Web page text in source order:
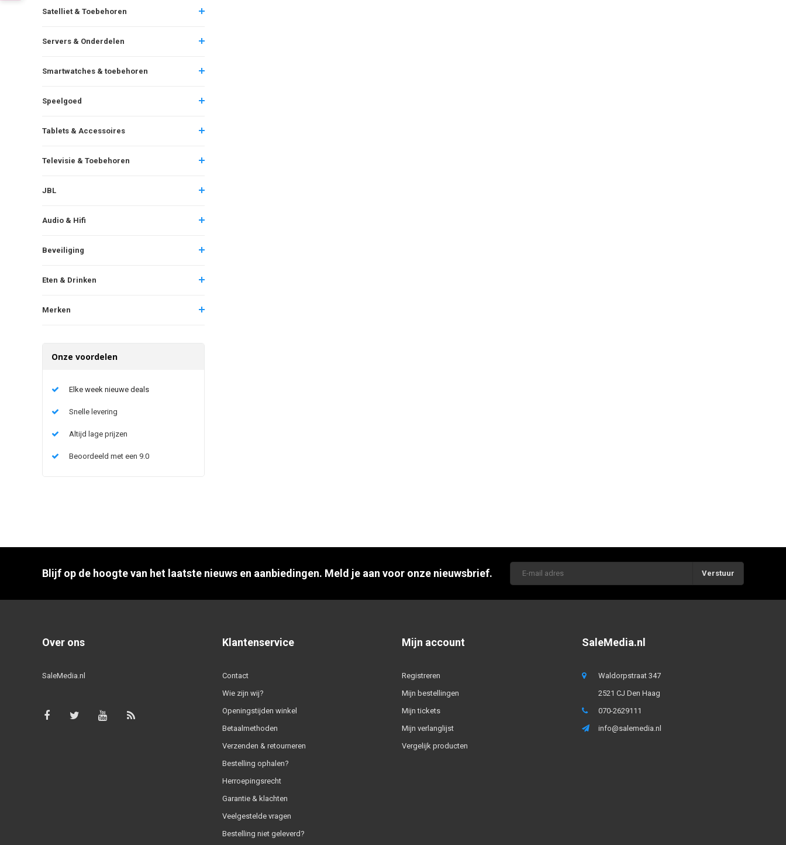
Satelliet & Toebehoren
Servers & Onderdelen
Smartwatches & toebehoren
Speelgoed
Tablets & Accessoires
Televisie & Toebehoren
JBL
Audio & Hifi
Beveiliging
Eten & Drinken
Merken
Onze voordelen
Elke week nieuwe deals
Snelle levering
Altijd lage prijzen
Beoordeeld met een 9.0
Blijf op de hoogte van het laatste nieuws en aanbiedingen. Meld je aan voor onze nieuwsbrief. Verstuur
Over ons
SaleMedia.nl
Klantenservice
Contact
Wie zijn wij?
Openingstijden winkel
Betaalmethoden
Verzenden & retourneren
Bestelling ophalen?
Herroepingsrecht
Garantie & klachten
Veelgestelde vragen
Bestelling niet geleverd?
Mijn account
Registreren
Mijn bestellingen
Mijn tickets
Mijn verlanglijst
Vergelijk producten
SaleMedia.nl
Waldorpstraat 347
2521 CJ Den Haag
070-2629111
info@salemedia.nl